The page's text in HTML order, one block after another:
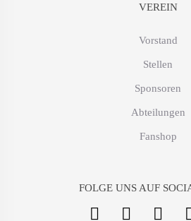
VEREIN
Vorstand
Stellen
Sponsoren
Abteilungen
Fanshop
FOLGE UNS AUF